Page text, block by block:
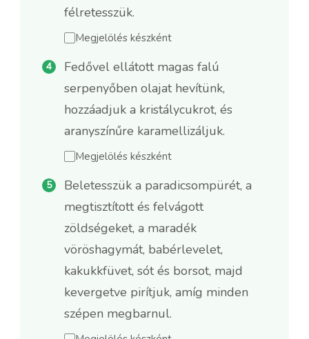
félretesszük.
Megjelölés készként
Fedővel ellátott magas falú
serpenyőben olajat hevítünk,
hozzáadjuk a kristálycukrot, és
aranyszínűre karamellizáljuk.
Megjelölés készként
Beletesszük a paradicsompürét, a
megtisztított és felvágott
zöldségeket, a maradék
vöröshagymát, babérlevelet,
kakukkfüvet, sót és borsot, majd
kevergetve pirítjuk, amíg minden
szépen megbarnul.